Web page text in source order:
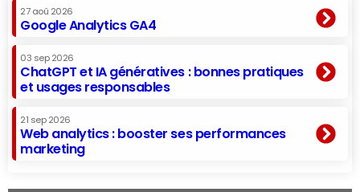
27 aoû 2026
Google Analytics GA4
03 sep 2026
ChatGPT et IA génératives : bonnes pratiques
et usages responsables
21 sep 2026
Web analytics : booster ses performances
marketing